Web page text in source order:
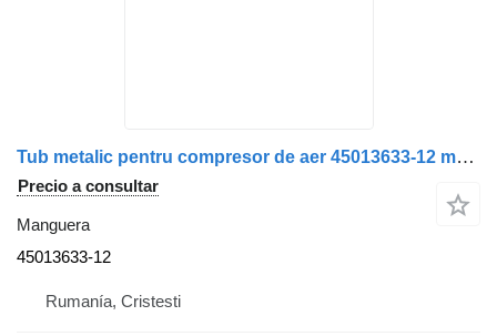
Tub metalic pentru compresor de aer 45013633-12 manguera para VDL autobús
Precio a consultar
Manguera
45013633-12
Rumanía, Cristesti